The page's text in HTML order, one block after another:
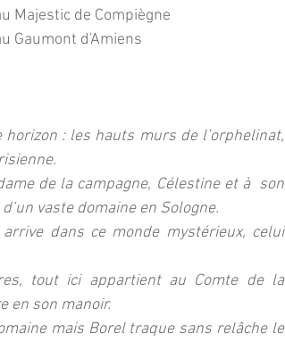
au Majestic de Compiègne
au Gaumont d'Amiens
: les hauts murs de l’orphelinat,
de la campagne, Célestine et à  son
vaste domaine en Sologne.
dans ce monde mystérieux, celui
tout ici appartient au Comte de la
en son manoir.
mais Borel traque sans relâche le